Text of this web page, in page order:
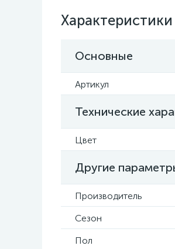
Характеристики
Основные
Артикул
Технические
Цвет
Другие
Производитель
Сезон
Пол